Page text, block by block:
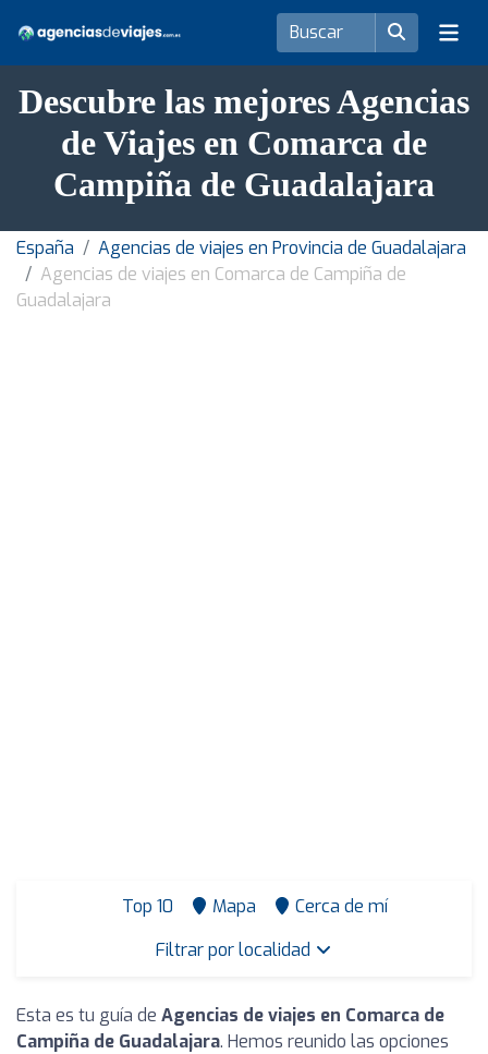
Descubre las mejores Agencias
de Viajes en Comarca de
Campiña de Guadalajara
España
Agencias de viajes en Provincia de Guadalajara
Agencias de viajes en Comarca de Campiña de
Guadalajara
Top 10 Mapa
Cerca de mí
Filtrar por localidad
Esta es tu guía de Agencias de viajes en Comarca de
Campiña de Guadalajara. Hemos reunido las opciones